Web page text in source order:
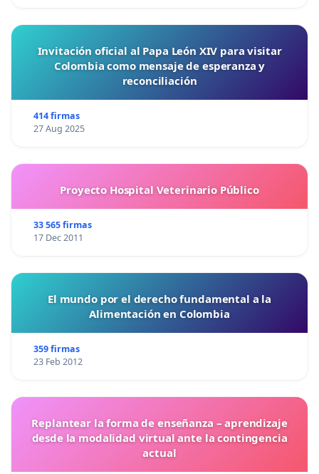
Invitación oficial al Papa León XIV para visitar
Colombia como mensaje de esperanza y
reconciliación
414 firmas
27 Aug 2025
Proyecto Hospital Veterinario Público
33 565 firmas
17 Dec 2011
El mundo por el derecho fundamental a la
Alimentación en Colombia
359 firmas
23 Feb 2012
Replantear la forma de enseñanza – aprendizaje
desde la modalidad virtual ante la contingencia
actual